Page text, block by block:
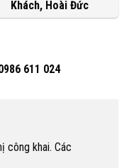
Khách, Hoài Đức
611 024
công khai. Các